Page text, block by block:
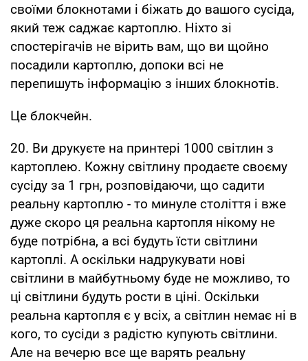
своїми блокнотами і біжать до вашого сусіда,
який теж саджає картоплю. Ніхто зі
спостерігачів не вірить вам, що ви щойно
посадили картоплю, допоки всі не
перепишуть інформацію з інших блокнотів.
Це блокчейн.
20. Ви друкуєте на принтері 1000 світлин з
картоплею. Кожну світлину продаєте своєму
сусіду за 1 грн, розповідаючи, що садити
реальну картоплю - то минуле століття і вже
дуже скоро ця реальна картопля нікому не
буде потрібна, а всі будуть їсти світлини
картоплі. А оскільки надрукувати нові
світлини в майбутньому буде не можливо, то
ці світлини будуть рости в ціні. Оскільки
реальна картопля є у всіх, а світлин немає ні в
кого, то сусіди з радістю купують світлини.
Але на вечерю все ще варять реальну